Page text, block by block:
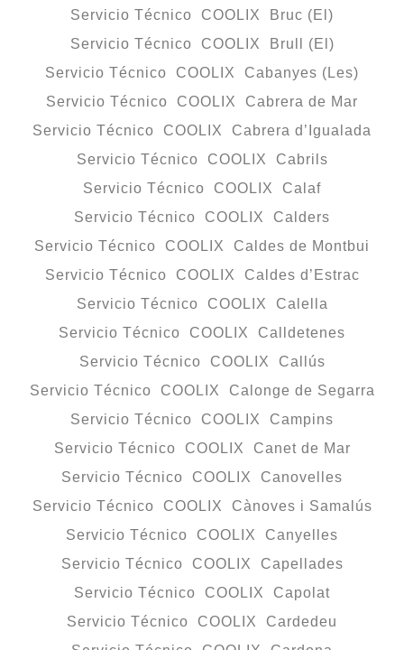
Servicio Técnico COOLIX Bruc (El)
Servicio Técnico COOLIX Brull (El)
Servicio Técnico COOLIX Cabanyes (Les)
Servicio Técnico COOLIX Cabrera de Mar
Servicio Técnico COOLIX Cabrera d’Igualada
Servicio Técnico COOLIX Cabrils
Servicio Técnico COOLIX Calaf
Servicio Técnico COOLIX Calders
Servicio Técnico COOLIX Caldes de Montbui
Servicio Técnico COOLIX Caldes d’Estrac
Servicio Técnico COOLIX Calella
Servicio Técnico COOLIX Calldetenes
Servicio Técnico COOLIX Callús
Servicio Técnico COOLIX Calonge de Segarra
Servicio Técnico COOLIX Campins
Servicio Técnico COOLIX Canet de Mar
Servicio Técnico COOLIX Canovelles
Servicio Técnico COOLIX Cànoves i Samalús
Servicio Técnico COOLIX Canyelles
Servicio Técnico COOLIX Capellades
Servicio Técnico COOLIX Capolat
Servicio Técnico COOLIX Cardedeu